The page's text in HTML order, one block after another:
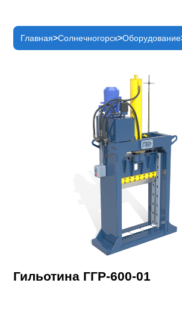
Главная Солнечногорск Оборудование
Гильотина ГГР-600-01